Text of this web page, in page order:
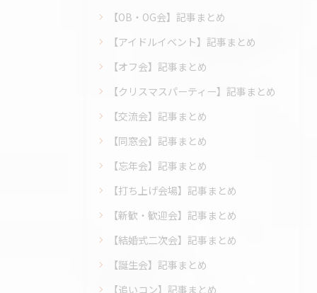
【OB・OG会】記事まとめ
【アイドルイベント】記事まとめ
【オフ会】記事まとめ
【クリスマスパーティー】記事まとめ
【交流会】記事まとめ
【同窓会】記事まとめ
【忘年会】記事まとめ
【打ち上げ会場】記事まとめ
【新歓・歓迎会】記事まとめ
【結婚式二次会】記事まとめ
【誕生会】記事まとめ
【追いコン】記事まとめ